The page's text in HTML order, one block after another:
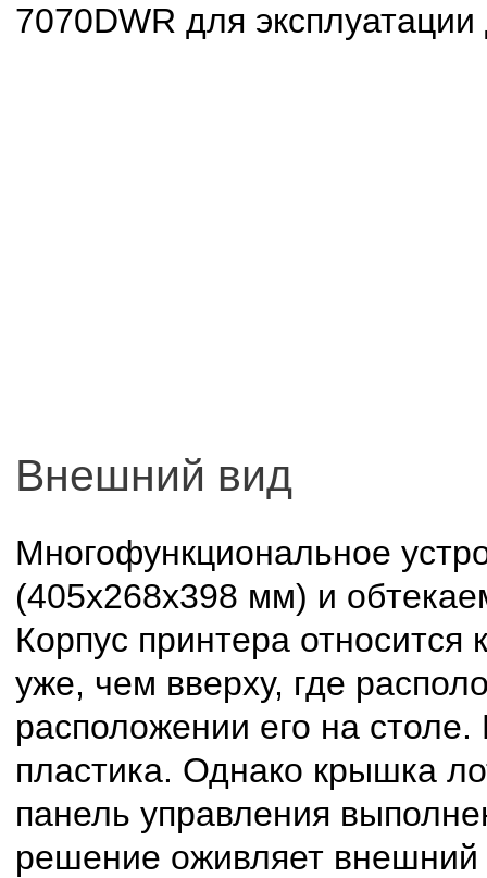
7070DWR для
Внешний вид
Многофункциональное
(405x268x398 мм) и
Корпус принтера
уже, чем вверху, где
расположении его на
пластика. Однако крышка
панель управления
решение оживляет внешний